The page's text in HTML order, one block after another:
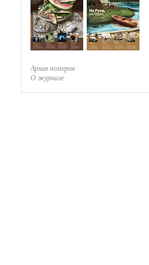
Архив номеров
О журнале